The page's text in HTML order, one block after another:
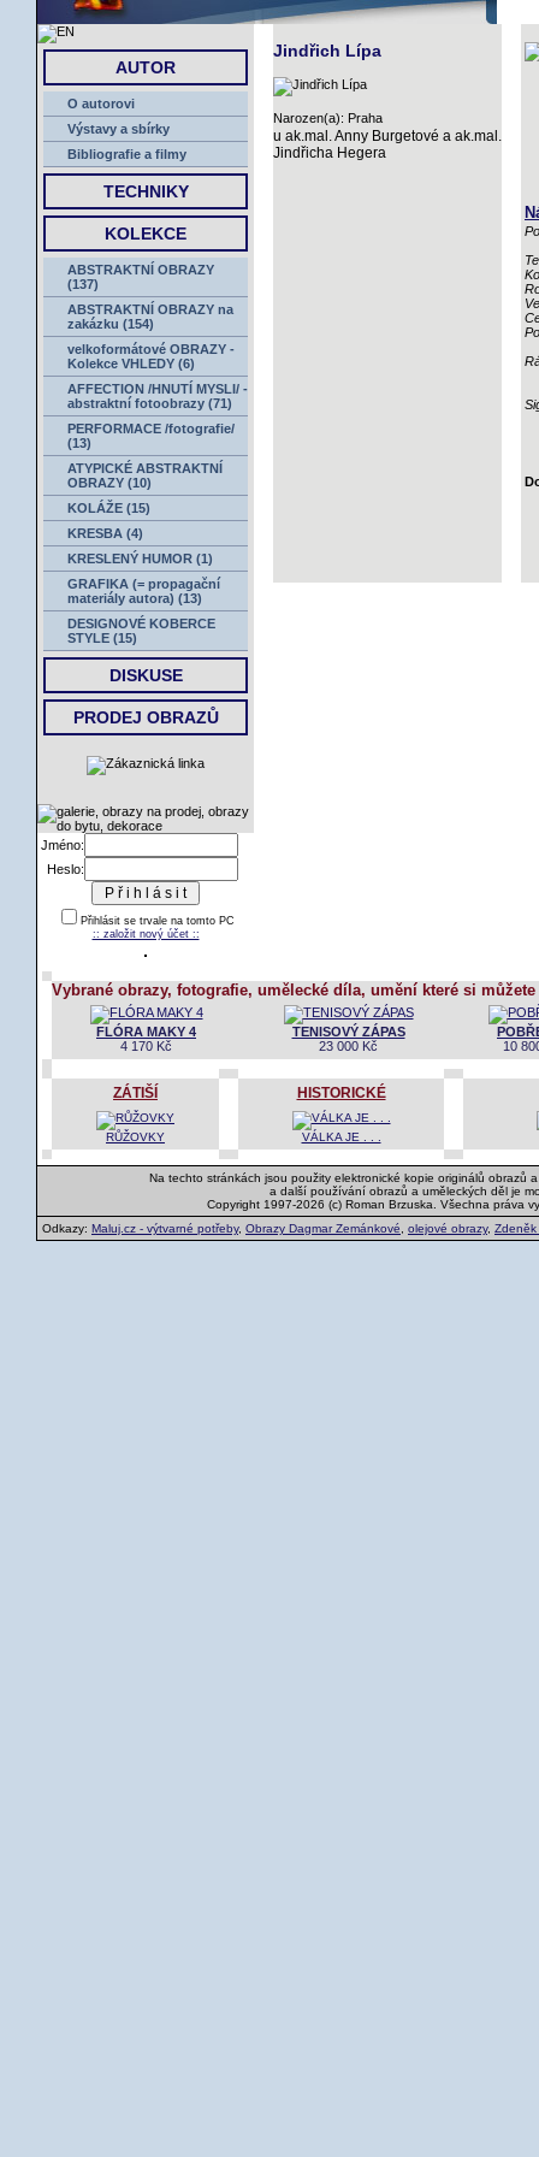
AUTOR
O autorovi
Výstavy a sbírky
Bibliografie a filmy
TECHNIKY
KOLEKCE
ABSTRAKTNÍ OBRAZY
(137)
ABSTRAKTNÍ OBRAZY na
zakázku (154)
velkoformátové OBRAZY -
Kolekce VHLEDY (6)
AFFECTION /HNUTÍ MYSLI/ -
abstraktní fotoobrazy (71)
PERFORMACE /fotografie/
(13)
ATYPICKÉ ABSTRAKTNÍ
OBRAZY (10)
KOLÁŽE (15)
KRESBA (4)
KRESLENÝ HUMOR (1)
GRAFIKA (= propagační
materiály autora) (13)
DESIGNOVÉ KOBERCE
STYLE (15)
DISKUSE
PRODEJ OBRAZŮ
Jméno:
Heslo:
Přihlásit se trvale na tomto PC
:: založit nový účet ::
Jindřich Lípa
Narozen(a): Praha
u ak.mal. Anny Burgetové a ak.mal.
Jindřicha Hegera
Vybrané obrazy, fotografie, umělecké díla, umění které si
FLÓRA MAKY 4
4 170 Kč
TENISOVÝ ZÁPAS
23 000 Kč
10
ZÁTIŠÍ
RŮŽOVKY
HISTORICKÉ
VÁLKA JE . . .
Na techto stránkách jsou použity elektronické kopie originálů obrazů
a další používání obrazů a uměleckých děl je
Copyright 1997-2026 (c) Roman Brzuska. Všechna práva
Odkazy: Maluj.cz - výtvarné potřeby, Obrazy Dagmar Zemánkové olejové obrazy, Zdeněk